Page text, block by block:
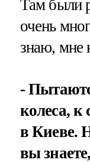
Там были
очень
знаю, мне
-
колеса, к
в Киеве.
вы